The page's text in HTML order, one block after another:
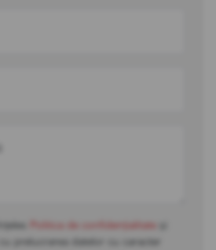
Politica de confidențialitate
prelucrarea datelor cu caracter